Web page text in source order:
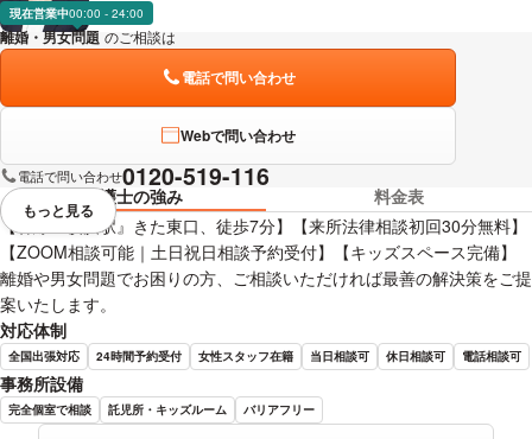
現在営業中00:00 - 24:00
離婚・男女問題 のご相談は
電話で問い合わせ
Webで問い合わせ
電話で問い合わせ0120-519-116
弁護士の強み
料金表
【各線『横浜駅』きた東口、徒歩7分】【来所法律相談初回30分無料】
【ZOOM相談可能｜土日祝日相談予約受付】【キッズスペース完備】
離婚や男女問題でお困りの方、ご相談いただければ最善の解決策をご提
案いたします。
対応体制
全国出張対応 24時間予約受付 女性スタッフ在籍 当日相談可 休日相談可 電話相談可
事務所設備
完全個室で相談 託児所・キッズルーム バリアフリー
視覚的に省略されている要素を
もっと見る